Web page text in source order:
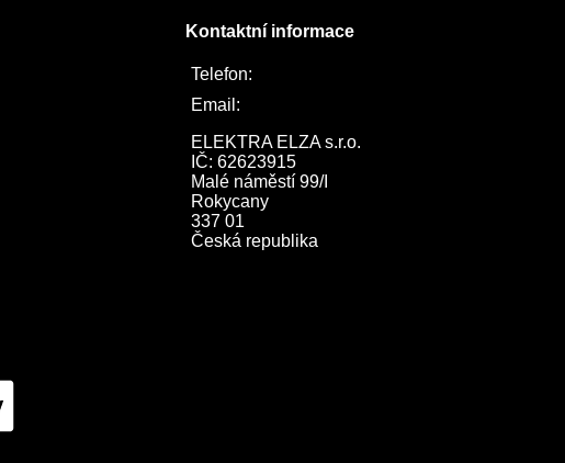
Kontaktní informace
Telefon:
Email:
ELEKTRA ELZA s.r.o.
IČ: 62623915
Malé náměstí 99/I
Rokycany
337 01
Česká republika